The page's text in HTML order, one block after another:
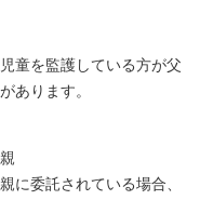
童を監護している方が父
あります。
に委託されている場合、